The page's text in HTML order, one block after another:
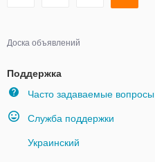
Доска объявлений
Поддержка
Часто задаваемые вопросы
Служба поддержки
Украинский